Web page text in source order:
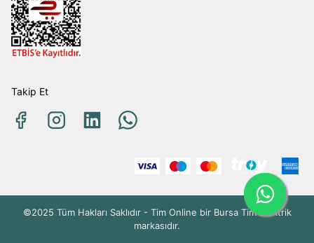
Takip Et
©2025 Tüm Hakları Saklıdır - Tim Online bir Bursa Tim Elektrik
markasıdır.